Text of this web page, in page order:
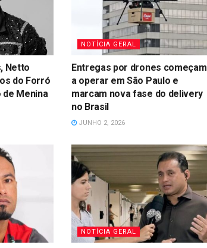
Netto
do Forró
de Menina
NOTÍCIA GERAL
Entregas por drones começam
a operar em São Paulo e
marcam nova fase do delivery
no Brasil
JUNHO 2, 2026
NOTÍCIA GERAL